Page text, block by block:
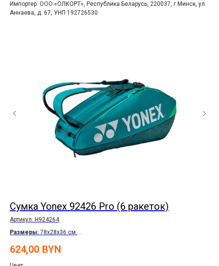
Импортер: ООО «ОЛКОРТ», Республика Беларусь, 220037, г Минск, ул.
Аннаева, д. 67, УНП 192726530
Сумка Yonex 92426 Pro (6 ракеток)
Артикул: H924264
Размеры: 78x28x36 см.
Рассрочка
по карте Халва
624,00 BYN